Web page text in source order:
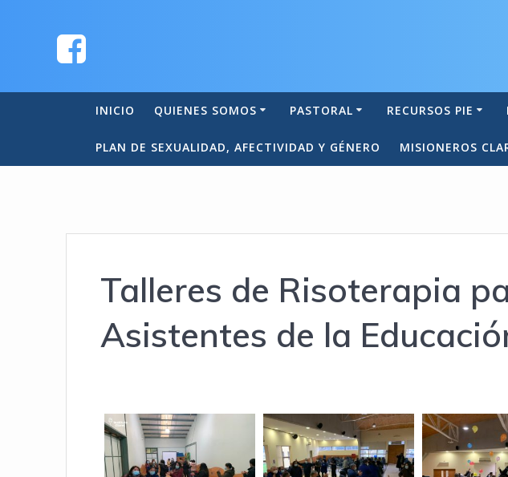
INICIO QUIENES SOMOS PASTORAL RECURSOS PIE
PLAN DE SEXUALIDAD, AFECTIVIDAD Y GÉNERO MISIONEROS
Talleres de Risoterapia
Asistentes de la